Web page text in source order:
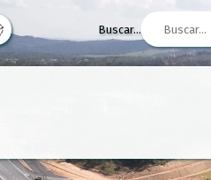
Buscar...